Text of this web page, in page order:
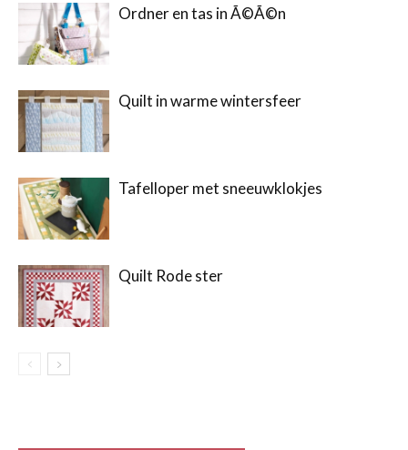
Ordner en tas in Ã©Ã©n
Quilt in warme wintersfeer
Tafelloper met sneeuwklokjes
Quilt Rode ster